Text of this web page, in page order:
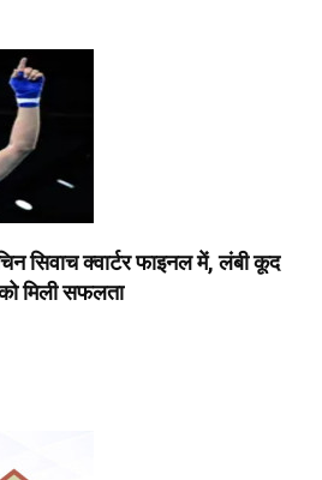
सिवाच क्वार्टर फाइनल में, लंबी कूद
मिली सफलता